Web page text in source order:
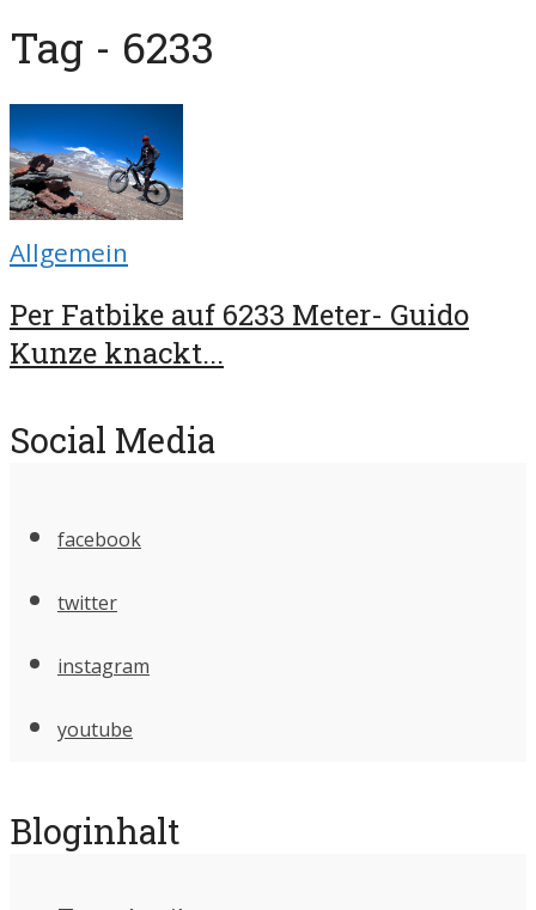
Tag - 6233
Allgemein
Per Fatbike auf 6233 Meter- Guido
Kunze knackt...
Social Media
facebook
twitter
instagram
youtube
Bloginhalt